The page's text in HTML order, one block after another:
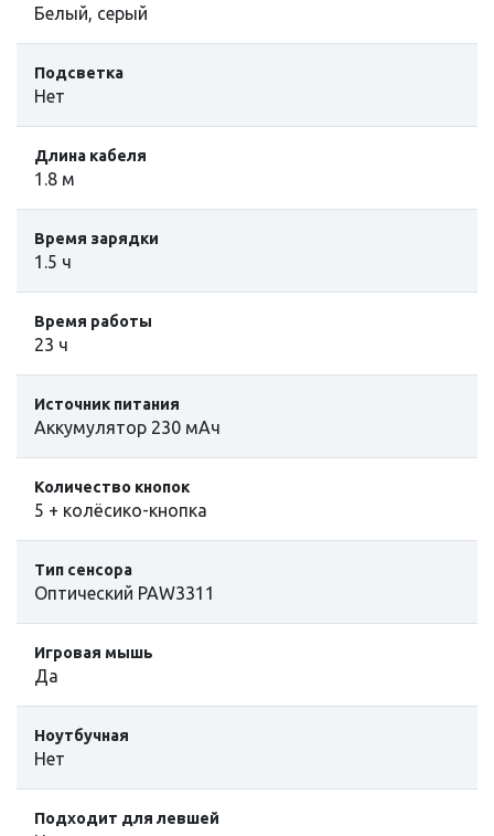
Белый, серый
Подсветка
Нет
Длина кабеля
1.8 м
Время зарядки
1.5 ч
Время работы
23 ч
Источник питания
Аккумулятор 230 мАч
Количество кнопок
5 + колёсико-кнопка
Тип сенсора
Оптический PAW3311
Игровая мышь
Да
Ноутбучная
Нет
Подходит для левшей